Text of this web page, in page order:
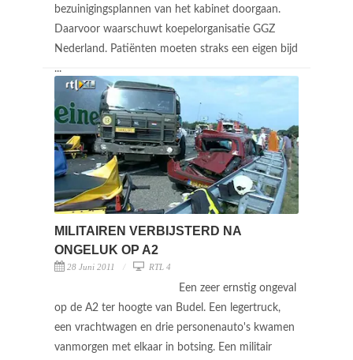
bezuinigingsplannen van het kabinet doorgaan.
Daarvoor waarschuwt koepelorganisatie GGZ
Nederland. Patiënten moeten straks een eigen bijd
...
MILITAIREN VERBIJSTERD NA
ONGELUK OP A2
28 Juni 2011 RTL 4
Een zeer ernstig ongeval
op de A2 ter hoogte van Budel. Een legertruck,
een vrachtwagen en drie personenauto's kwamen
vanmorgen met elkaar in botsing. Een militair